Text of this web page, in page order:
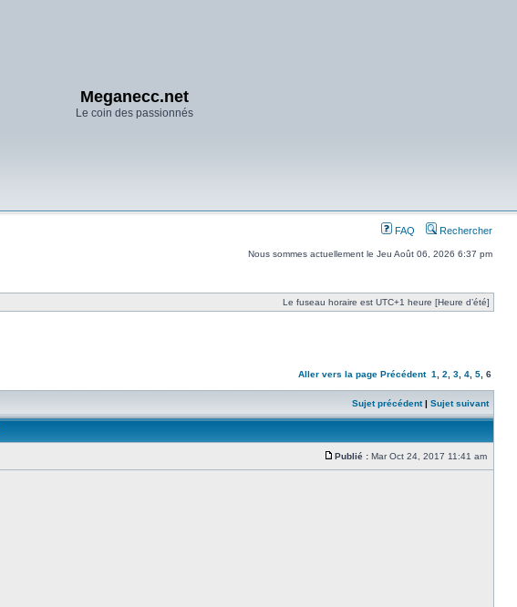
Meganecc.net
Le coin des passionnés
FAQ Rechercher
Nous sommes actuellement le Jeu Août 06, 2026 6:37 pm
Le fuseau horaire est UTC+1 heure [Heure d’été]
Aller vers la page Précédent 1 2 3 4 5 6
Sujet précédent| Sujet suivant
Publié : Mar Oct 24, 2017 11:41 am